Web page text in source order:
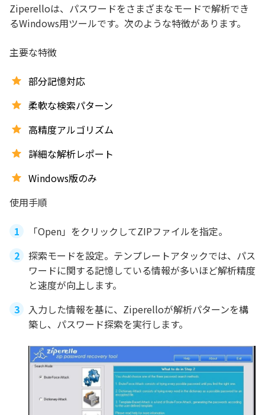
Ziperelloは、パスワードをさまざまなモードで解析でき
るWindows用ツールです。次のような特徴があります。
主要な特徴
部分記憶対応
柔軟な検索パターン
高精度アルゴリズム
詳細な解析レポート
Windows版のみ
使用手順
「Open」をクリックしてZIPファイルを指定。
探索モードを設定。テンプレートアタックでは、パス
ワードに関する記憶している情報が多いほど解析精度
と速度が向上します。
入力した情報を基に、Ziperelloが解析パターンを構
築し、パスワード探索を実行します。